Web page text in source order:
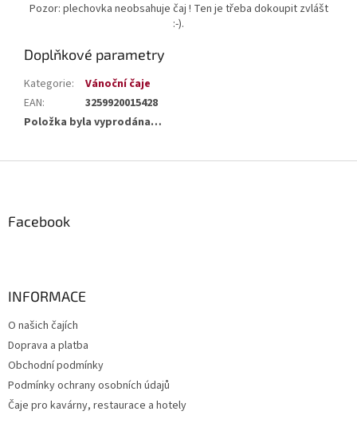
Pozor: plechovka neobsahuje čaj ! Ten je třeba dokoupit zvlášt
:-).
Doplňkové parametry
Kategorie:
Vánoční čaje
EAN:
3259920015428
Položka byla vyprodána…
Facebook
INFORMACE
O našich čajích
Doprava a platba
Obchodní podmínky
Podmínky ochrany osobních údajů
Čaje pro kavárny, restaurace a hotely